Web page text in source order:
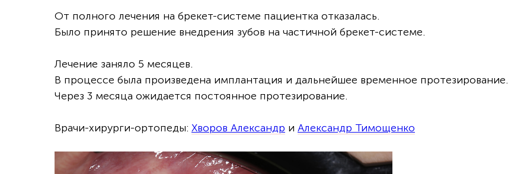
От полного лечения на брекет-системе пациентка отказалась.
Было принято решение внедрения зубов на частичной брекет-системе.
Лечение заняло 5 месяцев.
В процессе была произведена имплантация и дальнейшее временное протезирование.
Через 3 месяца ожидается постоянное протезирование.
Врачи-хирурги-ортопеды: Хворов Александр и Александр Тимощенко